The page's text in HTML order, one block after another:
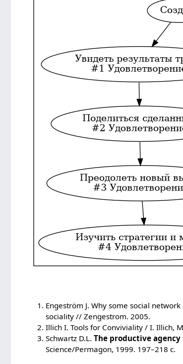
Engeström J. Why some social
sociality // Zengestrom. 2005.
Illich I. Tools for Conviviality / I. Illich,
Schwartz D.L.The productive
Science/Permagon, 1999. 197–218 с.